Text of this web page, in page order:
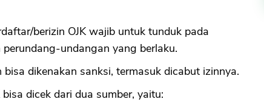
berizin OJK wajib untuk tunduk pada
undangan yang berlaku.
dikenakan sanksi, termasuk dicabut izinnya.
dicek dari dua sumber, yaitu: